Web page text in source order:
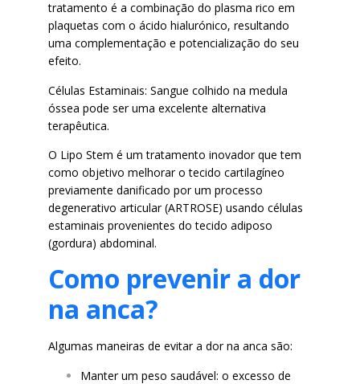
tratamento é a combinação do plasma rico em
plaquetas com o ácido hialurónico, resultando
uma complementação e potencialização do seu
efeito.
Células Estaminais: Sangue colhido na medula
óssea pode ser uma excelente alternativa
terapêutica.
O Lipo Stem é um tratamento inovador que tem
como objetivo melhorar o tecido cartilagíneo
previamente danificado por um processo
degenerativo articular (ARTROSE) usando células
estaminais provenientes do tecido adiposo
(gordura) abdominal.
Como prevenir a dor
na anca?
Algumas maneiras de evitar a dor na anca são:
Manter um peso saudável: o excesso de